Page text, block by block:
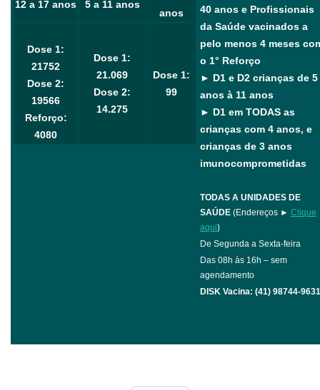
12 a 17 anos 5 a 11 anos
anos
Dose 1:
21752
Dose 2:
19566
Reforço:
4080
Dose 1:
21.069
Dose 2:
14.275
Dose 1:
99
40 anos e Profissionais
da Saúde vacinados a
pelo menos 4 meses
o 1° Reforço
► D1 e D2 crianças de 5
anos à 11 anos
► D1 em TODAS as
crianças com 4 anos, e
crianças de 3 anos
imunocomprometidas
TODAS A UNIDADES DE
SAÚDE (Endereços ► Clique
aqui)
De Segunda a Sexta-feira
Das 08h às 16h – sem
agendamento
DISK Vacina: (41) 98744-9631